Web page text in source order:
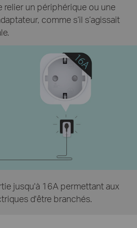
relier un périphérique ou une
comme s’il s’agissait
jusqu'à 16A permettant aux
d'être branchés.